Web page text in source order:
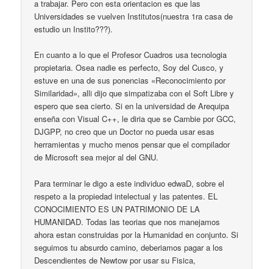
a trabajar. Pero con esta orientacion es que las
Universidades se vuelven Institutos(nuestra 1ra casa de
estudio un Instito???).
En cuanto a lo que el Profesor Cuadros usa tecnologia
propietaria. Osea nadie es perfecto, Soy del Cusco, y
estuve en una de sus ponencias «Reconocimiento por
Similaridad», alli dijo que simpatizaba con el Soft Libre y
espero que sea cierto. Si en la universidad de Arequipa
enseña con Visual C++, le diria que se Cambie por GCC,
DJGPP, no creo que un Doctor no pueda usar esas
herramientas y mucho menos pensar que el compilador
de Microsoft sea mejor al del GNU.
Para terminar le digo a este individuo edwaD, sobre el
respeto a la propiedad intelectual y las patentes. EL
CONOCIMIENTO ES UN PATRIMONIO DE LA
HUMANIDAD. Todas las teorias que nos manejamos
ahora estan construidas por la Humanidad en conjunto. Si
seguimos tu absurdo camino, deberiamos pagar a los
Descendientes de Newtow por usar su Fisica,